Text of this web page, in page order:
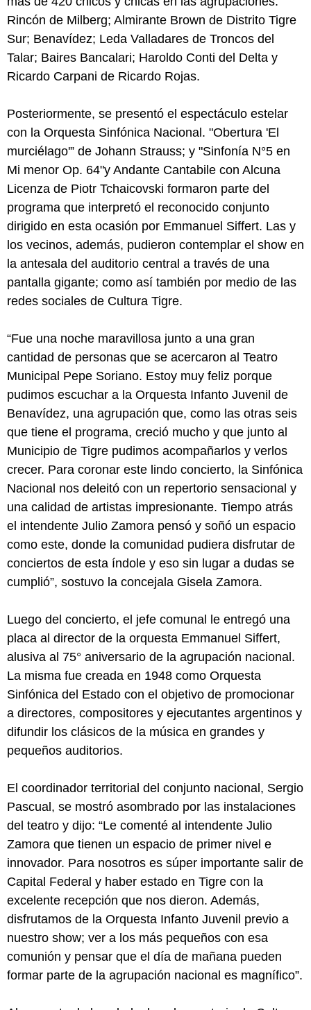
Rincón de Milberg; Almirante Brown de Distrito Tigre
Sur; Benavídez; Leda Valladares de Troncos del
Talar; Baires Bancalari; Haroldo Conti del Delta y
Ricardo Carpani de Ricardo Rojas.
Posteriormente, se presentó el espectáculo estelar
con la Orquesta Sinfónica Nacional. "Obertura 'El
murciélago'” de Johann Strauss; y "Sinfonía N°5 en
Mi menor Op. 64"y Andante Cantabile con Alcuna
Licenza de Piotr Tchaicovski formaron parte del
programa que interpretó el reconocido conjunto
dirigido en esta ocasión por Emmanuel Siffert. Las y
los vecinos, además, pudieron contemplar el show en
la antesala del auditorio central a través de una
pantalla gigante; como así también por medio de las
redes sociales de Cultura Tigre.
“Fue una noche maravillosa junto a una gran
cantidad de personas que se acercaron al Teatro
Municipal Pepe Soriano. Estoy muy feliz porque
pudimos escuchar a la Orquesta Infanto Juvenil de
Benavídez, una agrupación que, como las otras seis
que tiene el programa, creció mucho y que junto al
Municipio de Tigre pudimos acompañarlos y verlos
crecer. Para coronar este lindo concierto, la Sinfónica
Nacional nos deleitó con un repertorio sensacional y
una calidad de artistas impresionante. Tiempo atrás
el intendente Julio Zamora pensó y soñó un espacio
como este, donde la comunidad pudiera disfrutar de
conciertos de esta índole y eso sin lugar a dudas se
cumplió”, sostuvo la concejala Gisela Zamora.
Luego del concierto, el jefe comunal le entregó una
placa al director de la orquesta Emmanuel Siffert,
alusiva al 75° aniversario de la agrupación nacional.
La misma fue creada en 1948 como Orquesta
Sinfónica del Estado con el objetivo de promocionar
a directores, compositores y ejecutantes argentinos y
difundir los clásicos de la música en grandes y
pequeños auditorios.
El coordinador territorial del conjunto nacional, Sergio
Pascual, se mostró asombrado por las instalaciones
del teatro y dijo: “Le comenté al intendente Julio
Zamora que tienen un espacio de primer nivel e
innovador. Para nosotros es súper importante salir de
Capital Federal y haber estado en Tigre con la
excelente recepción que nos dieron. Además,
disfrutamos de la Orquesta Infanto Juvenil previo a
nuestro show; ver a los más pequeños con esa
comunión y pensar que el día de mañana pueden
formar parte de la agrupación nacional es magnífico”.